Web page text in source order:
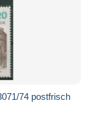
74 postfrisch